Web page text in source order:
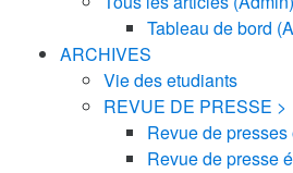
Tableau de bord
ARCHIVES
Vie des etudiants
REVUE DE PRESSE >
Revue de
Revue de presse